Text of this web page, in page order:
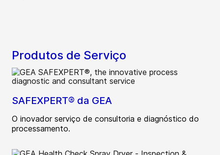
Produtos de Serviço
SAFEXPERT® da GEA
O inovador serviço de consultoria e diagnóstico do
processamento.